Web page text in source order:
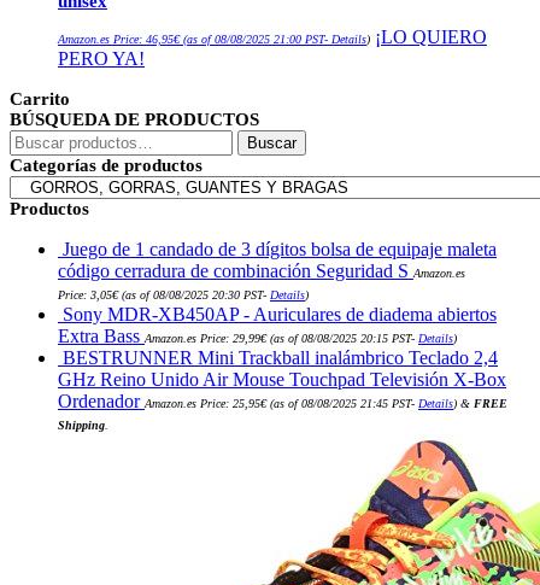
Amazon.es Price: 46,95€(as of 08/08/2025 21:00 PST- Details) ¡LO QUIERO
PERO YA!
Carrito
BÚSQUEDA DE PRODUCTOS
Buscar
por:
Buscar
Categorías de productos
Productos
Juego de 1 candado de 3 dígitos bolsa de equipaje maleta
código cerradura de combinación Seguridad S Amazon.es
Price: 3,05€(as of 08/08/2025 20:30 PST- Details)
Sony MDR-XB450AP - Auriculares de diadema abiertos
Extra Bass Amazon.es Price: 29,99€(as of 08/08/2025 20:15 PST- Details)
BESTRUNNER Mini Trackball inalámbrico Teclado 2,4
GHz Reino Unido Air Mouse Touchpad Televisión X-Box
Ordenador Amazon.es Price: 25,95€(as of 08/08/2025 21:45 PST- Details) & FREE
Shipping